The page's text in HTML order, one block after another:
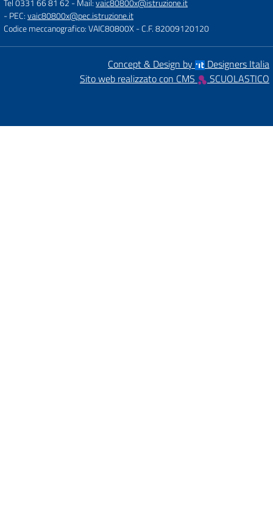
Tel 0331 66 81 62 - Mail:vaic80800x@istruzione.it
- PEC:vaic80800x@pec.istruzione.it
Codice meccanografico: VAIC80800X- C.F. 82009120120
Concept & Design by
Designers Italia
Sito web realizzato con CMS
SCUOLASTICO